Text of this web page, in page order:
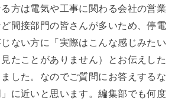
方は電気や工事に関わる会社の営業
間接部門の皆さんが多いため、停電
ない方に「実際はこんな感じみたい
たことがありません）とお伝えした
した。なのでご質問にお答えするな
に近いと思います。編集部でも何度